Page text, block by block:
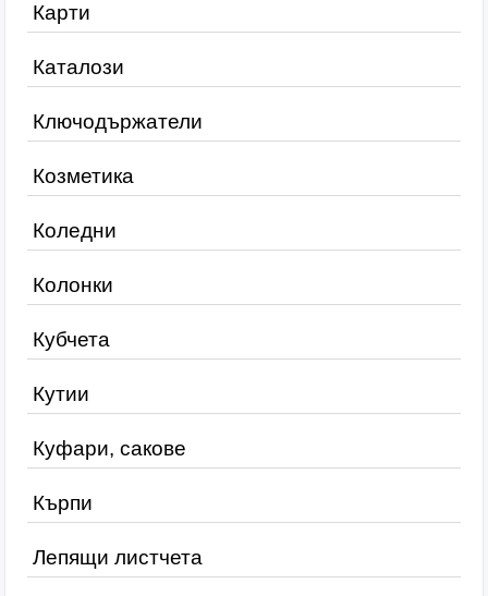
Карти
Каталози
Ключодържатели
Козметика
Коледни
Колонки
Кубчета
Кутии
Куфари, сакове
Кърпи
Лепящи листчета